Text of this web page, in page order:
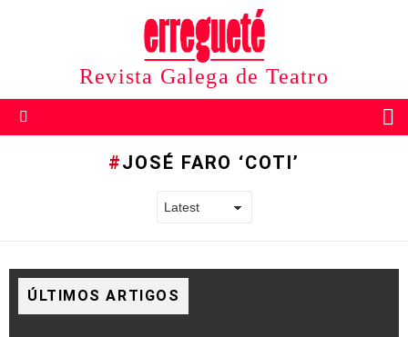
Revista Galega de Teatro
JOSÉ FARO ‘COTI’
ÚLTIMOS ARTIGOS